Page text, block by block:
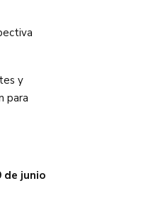
y
para
de junio